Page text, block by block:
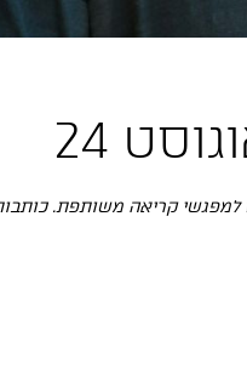
קריאה משותפת. כותבות